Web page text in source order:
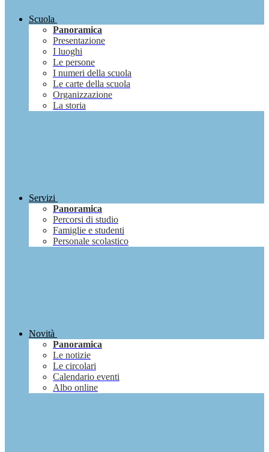
Scuola
Panoramica
Presentazione
I luoghi
Le persone
I numeri della scuola
Le carte della scuola
Organizzazione
La storia
Servizi
Panoramica
Percorsi di studio
Famiglie e studenti
Personale scolastico
Novità
Panoramica
Le notizie
Le circolari
Calendario eventi
Albo online